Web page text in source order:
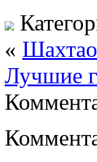
«
Лучшие